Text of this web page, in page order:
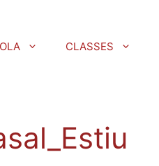
CLASSES